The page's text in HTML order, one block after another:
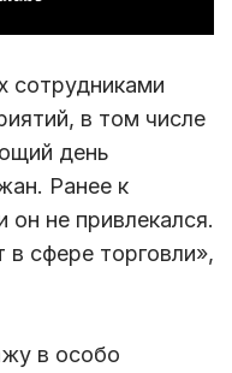
сотрудниками
в том числе
день
Ранее к
он не привлекался.
сфере торговли»,
в особо